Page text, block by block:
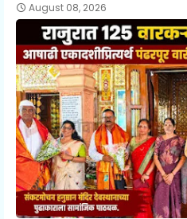
August 08, 2026